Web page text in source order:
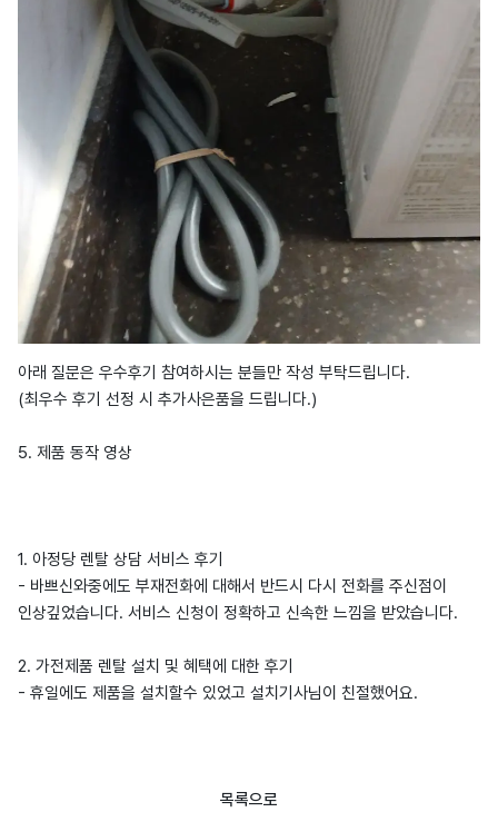
아래 질문은 우수후기 참여하시는 분들만 작성 부탁드립니다.
(최우수 후기 선정 시 추가사은품을 드립니다.)
5. 제품 동작 영상
1. 아정당 렌탈 상담 서비스 후기
- 바쁘신와중에도 부재전화에 대해서 반드시 다시 전화를 주신점이
인상깊었습니다. 서비스 신청이 정확하고 신속한 느낌을 받았습니다.
2. 가전제품 렌탈 설치 및 혜택에 대한 후기
- 휴일에도 제품을 설치할수 있었고 설치기사님이 친절했어요.
목록으로